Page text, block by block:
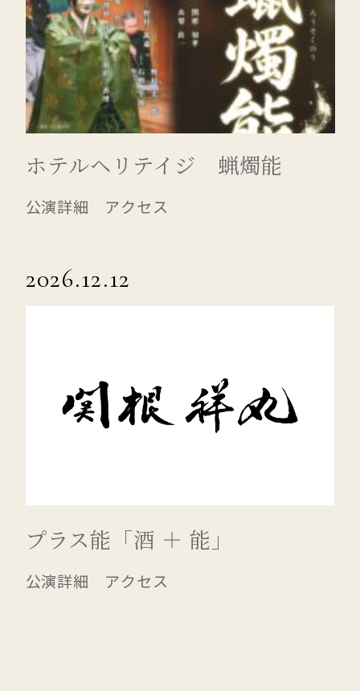
ホテルヘリテイジ 蝋燭能
公演詳細 アクセス
2026.12.12
プラス能「酒 ＋ 能」
公演詳細 アクセス